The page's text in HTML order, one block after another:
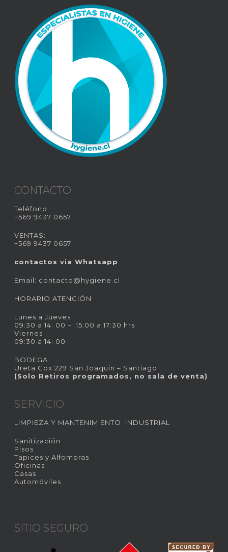
CONTACTO
Teléfono:
+569 9437 0657
VENTAS:
+569 9437 0657
contactos via Whatsapp
Email: contacto@hygiene.cl
HORARIO ATENCIÓN
Lunes a Jueves
09:30 a 14: 00 – 15:00 a 17:30 hrs
Viernes
09:30 a 14: 00
BODEGA
Ureta Cox 229 San Joaquin – Santiago
(Solo Retiros programados, no sala de venta)
SERVICIO
LIMPIEZA Y MANTENIMIENTO INDUSTRIAL
Sanitización
Pisos
Tapices y Alfombras
Oficinas
Casas
Automóviles
SITIO SEGURO